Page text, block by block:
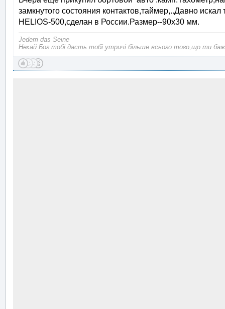
замкнутого состояния контактов,таймер,..Давно
HELIOS-500,сделан в России.Размер--90х30 мм.
Jedem das Seine
Нехай Бог тобі дасть тобі утричі більше всього того,що ти